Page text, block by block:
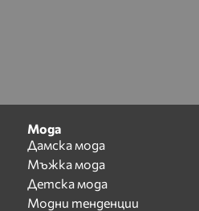
Мода
Дамска мода
Мъжка мода
Детска мода
Модни тенденции